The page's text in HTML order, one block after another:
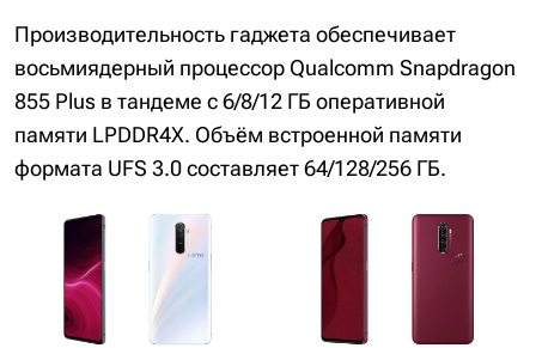
Производительность гаджета обеспечивает
восьмиядерный процессор Qualcomm Snapdragon
855 Plus в тандеме с 6/8/12 ГБ оперативной
памяти LPDDR4X. Объём встроенной памяти
формата UFS 3.0 составляет 64/128/256 ГБ.